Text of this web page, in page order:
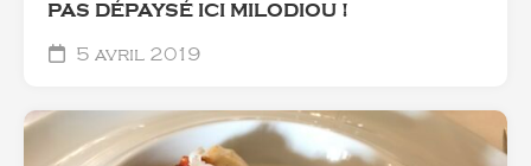
‪PAS DÉPAYSÉ ICI MILODIOU !
5 avril 2019